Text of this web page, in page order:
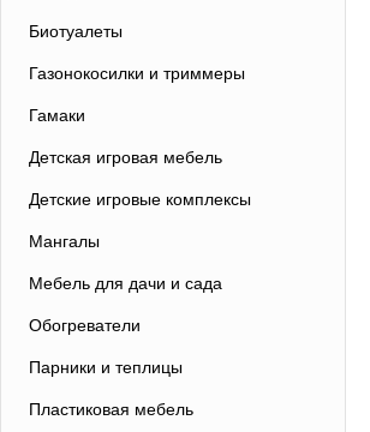
Биотуалеты
Газонокосилки и триммеры
Гамаки
Детская игровая мебель
Детские игровые комплексы
Мангалы
Мебель для дачи и сада
Обогреватели
Парники и теплицы
Пластиковая мебель